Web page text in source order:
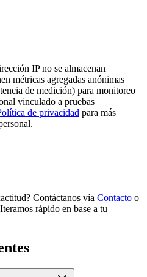
IP no se almacenan
métricas agregadas anónimas
de medición) para monitoreo
vinculado a pruebas
de privacidad para más
Contáctanos vía Contacto o
Iteramos rápido en base a tu